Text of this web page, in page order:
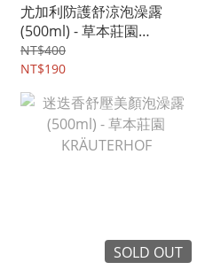
尤加利防護舒涼泡澡露
(500ml) - 草本莊園
KRÄUTERHOF
NT$400
NT$190
SOLD OUT